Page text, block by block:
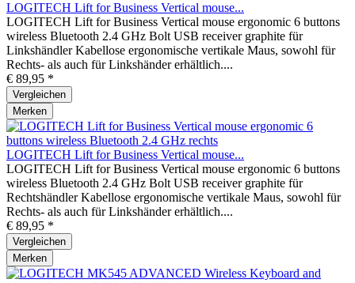
LOGITECH Lift for Business Vertical mouse...
LOGITECH Lift for Business Vertical mouse ergonomic 6 buttons
wireless Bluetooth 2.4 GHz Bolt USB receiver graphite für
Linkshändler Kabellose ergonomische vertikale Maus, sowohl für
Rechts- als auch für Linkshänder erhältlich....
€ 89,95 *
Vergleichen
Merken
LOGITECH Lift for Business Vertical mouse...
LOGITECH Lift for Business Vertical mouse ergonomic 6 buttons
wireless Bluetooth 2.4 GHz Bolt USB receiver graphite für
Rechtshändler Kabellose ergonomische vertikale Maus, sowohl für
Rechts- als auch für Linkshänder erhältlich....
€ 89,95 *
Vergleichen
Merken